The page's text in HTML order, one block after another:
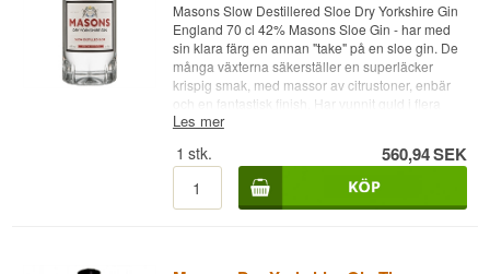
Masons Slow Destillered Sloe Dry Yorkshire Gin
England 70 cl 42% Masons Sloe Gin - har med
sin klara färg en annan "take" på en sloe gin. De
många växterna säkerställer en superläcker
krispig smak, med massor av citrustoner, enbär
och en fantastisk finish. Har vunnit guld i flera
tävlingar. Njut av Masons Slow Destillered Sloe
• Distillery: Masons Dry Yorkshire Gin • Namn:
Masons Slow Destillered Sloe • Botanicals:
Enbär, citrusfrukter, fänkål mm. • Land: England •
Typ: London sloe Gin • Alc. styrka: 42% • 70 cl. •
Les mer
1 stk. 560,94SEK